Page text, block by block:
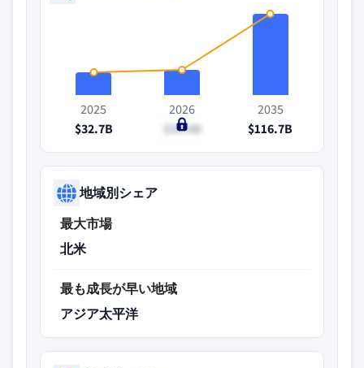
2025
$32.7B
2026
$35.6B
2035
$116.7B
地域別シェア
最大市場
北米
最も成長が早い地域
アジア太平洋